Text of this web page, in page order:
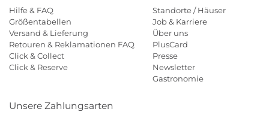
Hilfe & FAQ
Größentabellen
Versand & Lieferung
Retouren & Reklamationen FAQ
Click & Collect
Click & Reserve
Standorte / Häuser
Job & Karriere
Über uns
PlusCard
Presse
Newsletter
Gastronomie
Unsere Zahlungsarten